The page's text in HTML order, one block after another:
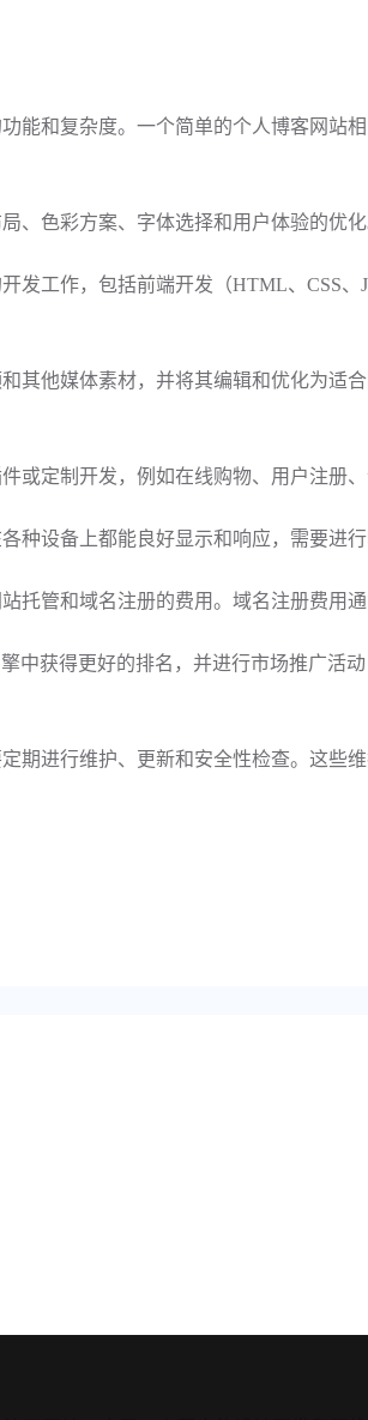
能和复杂度。一个简单的个人博客网站
、色彩方案、字体选择和用户体验的优
发工作，包括前端开发（HTML、CSS、
其他媒体素材，并将其编辑和优化为适
或定制开发，例如在线购物、用户注册、
种设备上都能良好显示和响应，需要进
托管和域名注册的费用。域名注册费用
中获得更好的排名，并进行市场推广活
期进行维护、更新和安全性检查。这些